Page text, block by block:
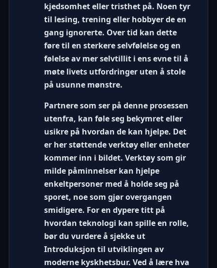
kjedsomhet eller tristhet på. Noen tyr
til lesing, trening eller hobbyer de en
gang ignorerte. Over tid kan dette
føre til en sterkere selvfølelse og en
følelse av mer selvtillit i ens evne til å
møte livets utfordringer uten å stole
på usunne mønstre.
Partnere som ser på denne prosessen
utenfra, kan føle seg bekymret eller
usikre på hvordan de kan hjelpe. Det
er her støttende verktøy eller enheter
kommer inn i bildet. Verktøy som gir
milde påminnelser kan hjelpe
enkeltpersoner med å holde seg på
sporet, noe som gjør overgangen
smidigere. For en dypere titt på
hvordan teknologi kan spille en rolle,
bør du vurdere å sjekke ut
Introduksjon til utviklingen av
moderne kyskhetsbur. Ved å lære hva